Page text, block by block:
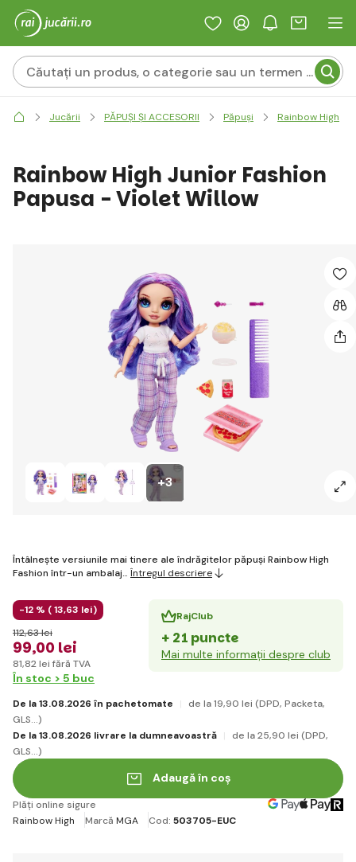
Jucării PĂPUȘI ȘI ACCESORII Păpuși Rainbow High
+3
Rainbow High Junior Fashion
Papusa - Violet Willow
Întâlnește versiunile mai tinere ale îndrăgitelor păpuși Rainbow High
Fashion într-un ambalaj… Întregul descriere
-12 % (13,63 lei)
99,00 lei
112,63 lei
81,82 lei fără TVA
RajClub
+ 21 puncte
Mai multe informații despre club
În stoc > 5 buc
De la 13.08.2026 în pachetomate de la 19,90 lei (DPD, Packeta,
GLS...)
De la 13.08.2026 livrare la dumneavoastră
de la 25,90 lei (DPD,
GLS...)
Adaugă în coș
Plăți online sigure
Rainbow High
Marcă MGA Cod: 503705-EUC